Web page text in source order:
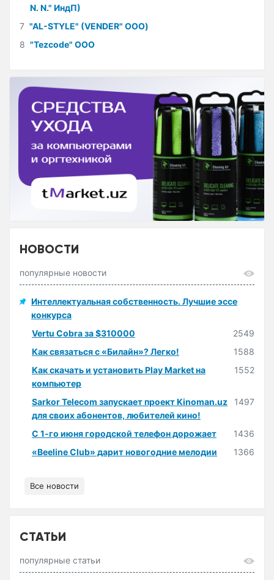
N. N." ИндП)
7 "AL-STYLE" (VENDER" ООО)
8 "Tezcode" ООО
НОВОСТИ
популярные новости
Интеллектуальная собственность. Лучшие эссе
конкурса
Vertu Cobra за $310000
2549
Как связаться с «Билайн»? Легко!
1588
Как скачать и установить Play Market на
компьютер
1552
Sarkor Telecom запускает проект Kinoman.uz
для своих абонентов, любителей кино!
1497
С 1-го июня городской телефон дорожает
1436
«Beeline Club» дарит новогодние мелодии
1366
Все новости
СТАТЬИ
популярные статьи